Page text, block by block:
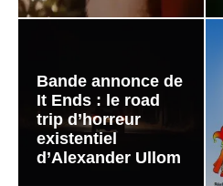
Bande annonce de
It Ends : le road
trip d’horreur
existentiel
d’Alexander Ullom